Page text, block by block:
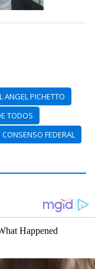
ANGEL PICHETTO
TODOS
CONSENSO FEDERAL